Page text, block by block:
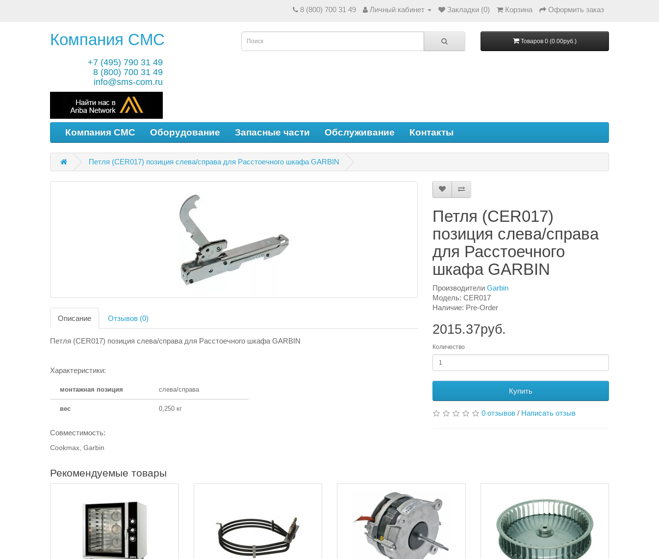
8 (800) 700 31 49 Личный кабинет Закладки (0) Корзина Оформить заказ
Компания СМС
+7 (495) 790 31 49
8 (800) 700 31 49
info@sms-com.ru
Товаров 0 (0.00руб.)
Компания СМС Оборудование Запасные части Обслуживание Контакты
Петля (CER017) позиция слева/справа для Расстоечного шкафа GARBIN
Описание Отзывов (0)
Петля (CER017) позиция слева/справа для Расстоечного шкафа GARBIN
Характеристики:
монтажная позиция слева/справа
вес 0,250 кг
Совместимость:
Cookmax, Garbin
Петля (CER017)
позиция слева/справа
для Расстоечного
шкафа GARBIN
Производители Garbin
Модель: CER017
Наличие: Pre-Order
2015.37руб.
Количество
Купить
0 отзывов / Написать отзыв
Рекомендуемые товары